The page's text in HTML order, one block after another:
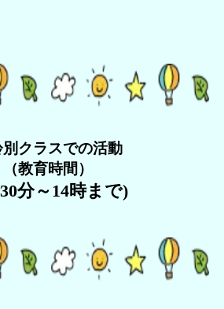
クラスでの活動
（教育時間）
分～14時まで)